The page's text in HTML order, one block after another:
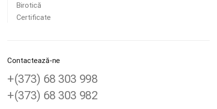
Birotică
Certificate
Contactează-ne
+(373) 68 303 998
+(373) 68 303 982